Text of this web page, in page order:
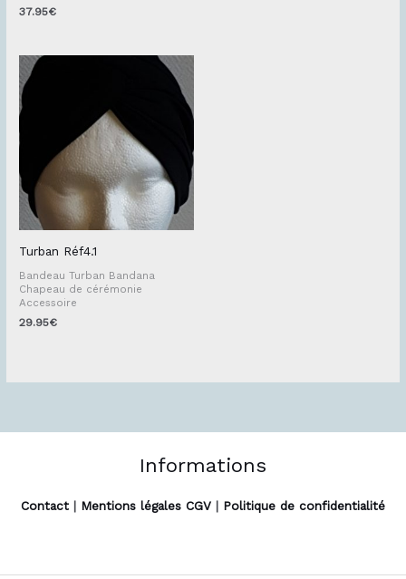
37.95€
Turban Réf4.1
Bandeau Turban Bandana
Chapeau de cérémonie
Accessoire
29.95€
Informations
Contact | Mentions légales CGV | Politique de confidentialité